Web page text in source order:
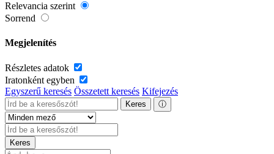
Relevancia szerint
Sorrend
Megjelenítés
Részletes adatok
Iratonként egyben
Egyszerű keresés Összetett keresés Kifejezés
Keres ⓘ
Keres